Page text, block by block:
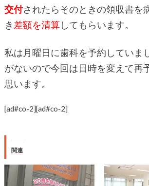
交付されたらそのときの領収書を
き 差額を清算してもらいます。
私は月曜日に歯科を予約していま
がないので今回は日時を変えて再
思います。
[ad#co-2][ad#co-2]
関連